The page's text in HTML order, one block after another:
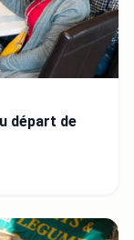
départ de